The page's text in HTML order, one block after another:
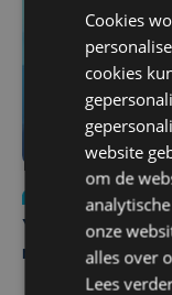
Nieuws
do
Yaro (19),
maandenlange
Cookies
cookies
website
om de
onze
alles over
Lees